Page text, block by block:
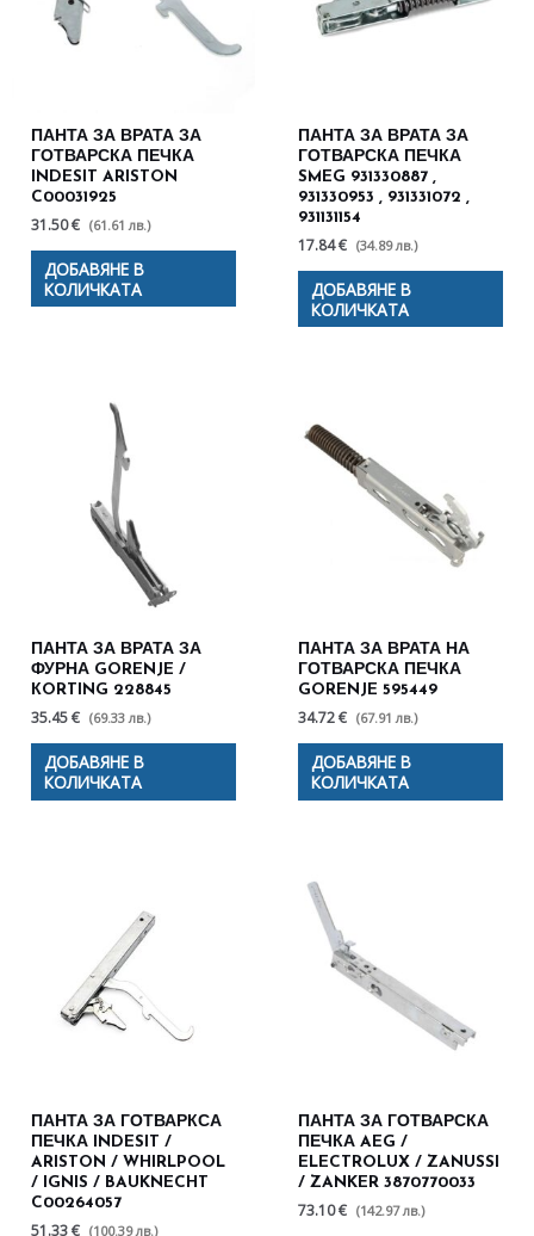
ПАНТА ЗА ВРАТА ЗА
ГОТВАРСКА ПЕЧКА
INDESIT ARISTON
C00031925
31.50 € (61.61 лв.)
ДОБАВЯНЕ В
КОЛИЧКАТА
ПАНТА ЗА ВРАТА ЗА
ГОТВАРСКА ПЕЧКА
SMEG 931330887 ,
931330953 , 931331072 ,
931131154
17.84 € (34.89 лв.)
ДОБАВЯНЕ В
КОЛИЧКАТА
ПАНТА ЗА ВРАТА ЗА
ФУРНА GORENJE /
КORTING 228845
35.45 € (69.33 лв.)
ДОБАВЯНЕ В
КОЛИЧКАТА
ПАНТА ЗА ВРАТА НА
ГОТВАРСКА ПЕЧКА
GORENJE 595449
34.72 € (67.91 лв.)
ДОБАВЯНЕ В
КОЛИЧКАТА
ПАНТА ЗА ГОТВАРКСА
ПЕЧКА INDESIT /
ARISTON / WHIRLPOOL
/ IGNIS / BAUKNECHT
C00264057
51.33 € (100.39 лв.)
ПАНТА ЗА ГОТВАРСКА
ПЕЧКА AEG /
ELECTROLUX / ZANUSSI
/ ZANKER 3870770033
73.10 € (142.97 лв.)